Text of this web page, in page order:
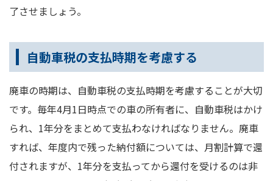
了させましょう。
自動車税の支払時期を考慮する
廃車の時期は、自動車税の支払時期を考慮することが大切
です。毎年4月1日時点での車の所有者に、自動車税はかけ
られ、1年分をまとめて支払わなければなりません。廃車
すれば、年度内で残った納付額については、月割計算で還
付されますが、1年分を支払ってから還付を受けるのは非